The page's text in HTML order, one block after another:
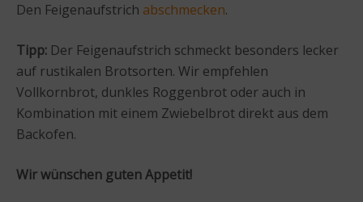
Den Feigenaufstrich abschmecken.
Tipp: Der Feigenaufstrich schmeckt besonders lecker
auf rustikalen Brotsorten. Wir empfehlen
Vollkornbrot, dunkles Roggenbrot oder auch in
Kombination mit einem Zwiebelbrot direkt aus dem
Backofen.
Wir wünschen guten Appetit!